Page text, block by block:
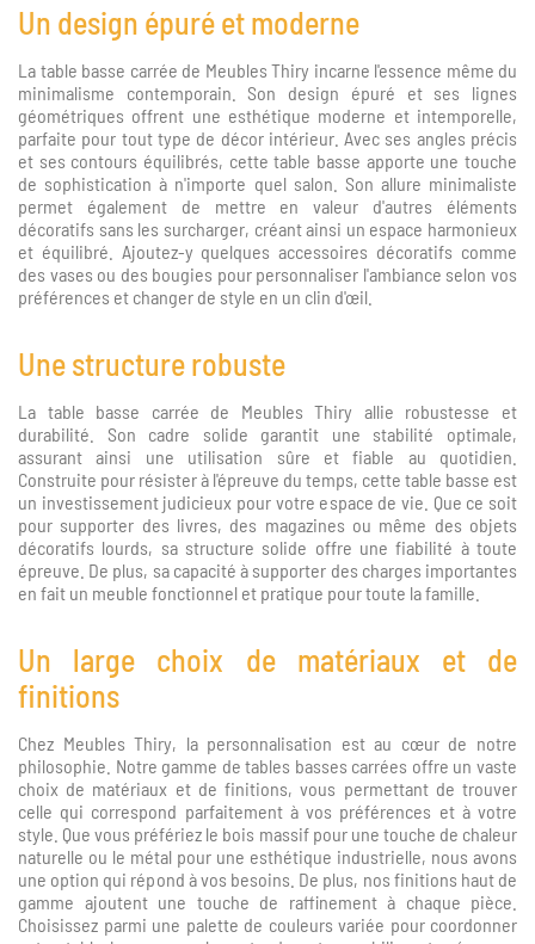
Un design épuré et moderne
La table basse carrée de Meubles Thiry incarne l'essence même du
minimalisme contemporain. Son design épuré et ses lignes
géométriques offrent une esthétique moderne et intemporelle,
parfaite pour tout type de décor intérieur. Avec ses angles précis
et ses contours équilibrés, cette table basse apporte une touche
de sophistication à n'importe quel salon. Son allure minimaliste
permet également de mettre en valeur d'autres éléments
décoratifs sans les surcharger, créant ainsi un espace harmonieux
et équilibré. Ajoutez-y quelques accessoires décoratifs comme
des vases ou des bougies pour personnaliser l'ambiance selon vos
préférences et changer de style en un clin d'œil.
Une structure robuste
La table basse carrée de Meubles Thiry allie robustesse et
durabilité. Son cadre solide garantit une stabilité optimale,
assurant ainsi une utilisation sûre et fiable au quotidien.
Construite pour résister à l'épreuve du temps, cette table basse est
un investissement judicieux pour votre espace de vie. Que ce soit
pour supporter des livres, des magazines ou même des objets
décoratifs lourds, sa structure solide offre une fiabilité à toute
épreuve. De plus, sa capacité à supporter des charges importantes
en fait un meuble fonctionnel et pratique pour toute la famille.
Un large choix de matériaux et de
finitions
Chez Meubles Thiry, la personnalisation est au cœur de notre
philosophie. Notre gamme de tables basses carrées offre un vaste
choix de matériaux et de finitions, vous permettant de trouver
celle qui correspond parfaitement à vos préférences et à votre
style. Que vous préfériez le bois massif pour une touche de chaleur
naturelle ou le métal pour une esthétique industrielle, nous avons
une option qui répond à vos besoins. De plus, nos finitions haut de
gamme ajoutent une touche de raffinement à chaque pièce.
Choisissez parmi une palette de couleurs variée pour coordonner